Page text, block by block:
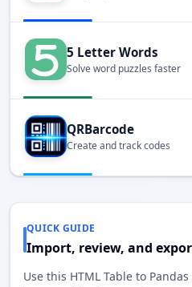
5 Letter Words
Solve word puzzles faster
QRBarcode
Create and track codes
QUICK GUIDE
Import, review, and
Use this HTML Table to